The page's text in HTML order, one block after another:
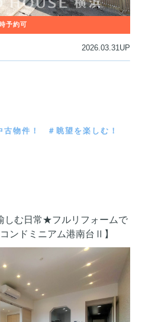
2026.03.31UP
物件！
＃眺望を楽しむ！
しむ日常★フルリフォームで
ンドミニアム港南台Ⅱ】